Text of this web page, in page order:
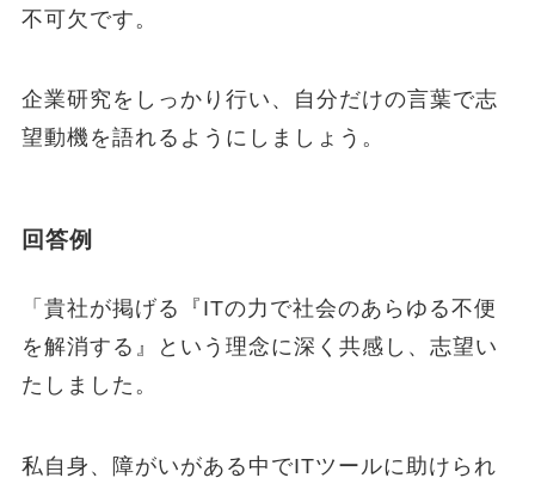
不可欠です。
企業研究をしっかり行い、自分だけの言葉で志
望動機を語れるようにしましょう。
回答例
「貴社が掲げる『ITの力で社会のあらゆる不便
を解消する』という理念に深く共感し、志望い
たしました。
私自身、障がいがある中でITツールに助けられ